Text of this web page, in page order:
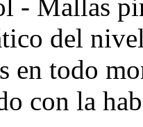
- Mallas
del
en todo
con la